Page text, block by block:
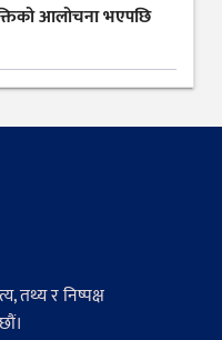
आलोचना भएपछि
तथ्य र निष्पक्ष